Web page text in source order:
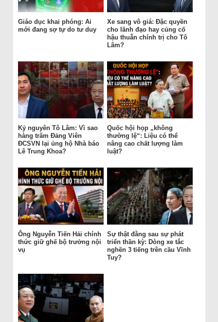
Giáo dục khai phóng: Ai
mới đang sợ tự do tư duy
Xe sang vô giá: Đặc quyền
cho lãnh đạo hay củng cố
hậu thuẫn chính trị cho Tô
Lâm?
Kỷ nguyên Tô Lâm: Vì sao
hàng trăm Đảng Viên
ĐCSVN lại ủng hộ Nhà báo
Lê Trung Khoa?
Quốc hội họp „không
thường lệ“: Liệu có thể
nâng cao chất lượng làm
luật?
Ông Nguyễn Tiến Hải chính
thức giữ ghế bộ trưởng nội
vụ
Sự thật đằng sau sự phát
triển thần kỳ: Dòng xe tắc
nghẽn 3 tiếng trên cầu Vĩnh
Tuy?